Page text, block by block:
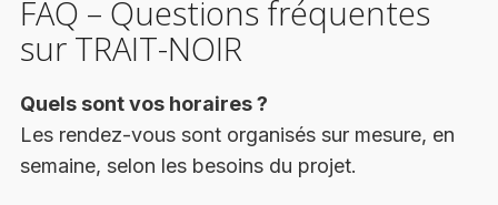
FAQ – Questions fréquentes
sur TRAIT-NOIR
Quels sont vos horaires ?
Les rendez-vous sont organisés sur mesure, en
semaine, selon les besoins du projet.